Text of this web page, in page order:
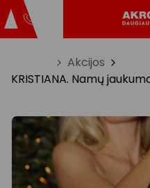
Akcijos
KRISTIANA. Namų